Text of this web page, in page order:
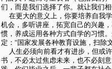
们，而是我们选择了你。就让我们
在更大的意义上，你要培养自我
机会，多听讲座，拓宽自己的兴趣
惯，养成运用各种方式自学的习惯
定：“国家发展各种教育设施，扫
人生必须向前看才有进步，但或
书，不必太过焦虑未来，也不必刻